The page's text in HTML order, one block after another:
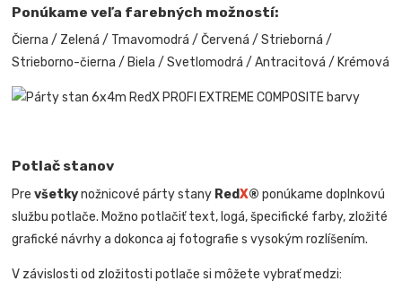
Ponúkame veľa farebných možností:
Čierna / Zelená / Tmavomodrá / Červená / Strieborná /
Strieborno-čierna / Biela / Svetlomodrá / Antracitová / Krémová
Potlač stanov
Prevšetkynožnicové párty stany RedX® ponúkame doplnkovú
službu potlače. Možno potlačiť text, logá, špecifické farby, zložité
grafické návrhy a dokonca aj fotografie s vysokým rozlíšením.
V závislosti od zložitosti potlače si môžete vybrať medzi: